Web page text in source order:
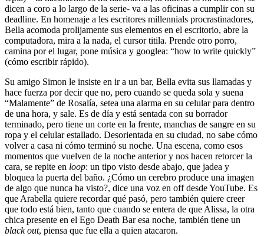
dicen a coro a lo largo de la serie- va a las oficinas a cumplir con su
deadline. En homenaje a les escritores millennials procrastinadores,
Bella acomoda prolijamente sus elementos en el escritorio, abre la
computadora, mira a la nada, el cursor titila. Prende otro porro,
camina por el lugar, pone música y googlea: “how to write quickly”
(cómo escribir rápido).
Su amigo Simon le insiste en ir a un bar, Bella evita sus llamadas y
hace fuerza por decir que no, pero cuando se queda sola y suena
“Malamente” de Rosalía, setea una alarma en su celular para dentro
de una hora, y sale. Es de día y está sentada con su borrador
terminado, pero tiene un corte en la frente, manchas de sangre en su
ropa y el celular estallado. Desorientada en su ciudad, no sabe cómo
volver a casa ni cómo terminó su noche. Una escena, como esos
momentos que vuelven de la noche anterior y nos hacen retorcer la
cara, se repite en loop: un tipo visto desde abajo, que jadea y
bloquea la puerta del baño. ¿Cómo un cerebro produce una imagen
de algo que nunca ha visto?, dice una voz en off desde YouTube. Es
que Arabella quiere recordar qué pasó, pero también quiere creer
que todo está bien, tanto que cuando se entera de que Alissa, la otra
chica presente en el Ego Death Bar esa noche, también tiene un
black out, piensa que fue ella a quien atacaron.